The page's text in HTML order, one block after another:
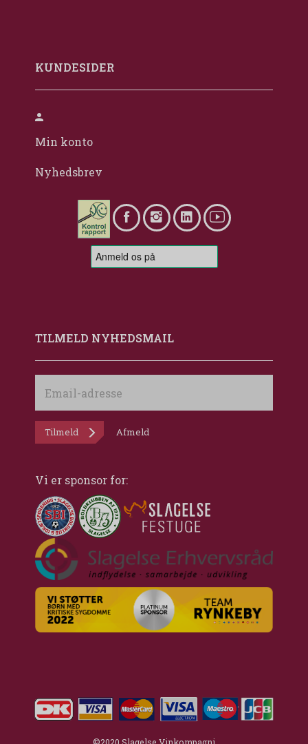
KUNDESIDER
Min konto
Nyhedsbrev
TILMELD NYHEDSMAIL
adresse
Tilmeld Afmeld
Vi er sponsor for: